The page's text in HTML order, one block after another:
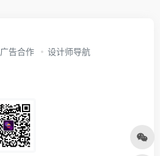
广告合作 设计师导航